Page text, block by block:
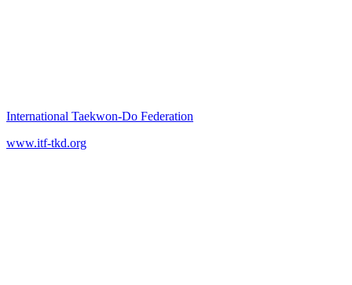
International Taekwon‑Do Federation
www.itf-tkd.org